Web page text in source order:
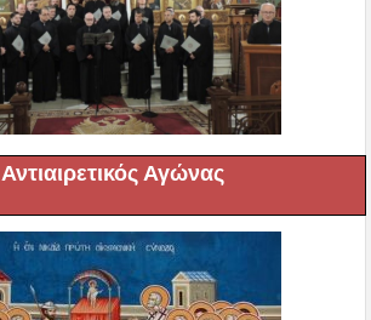
Αντιαιρετικός Αγώνας